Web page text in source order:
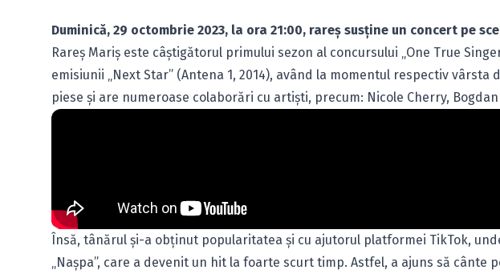
Duminică, 29 octombrie 2023, la ora 21:00, rareș susține un concert pe
Rareș Mariș este câștigătorul primului sezon al concursului „One True
emisiunii „Next Star” (Antena 1, 2014), având la momentul respectiv vârsta
piese și are numeroase colaborări cu artiști, precum: Nicole Cherry, Bogdan
Însă, tânărul și-a obținut popularitatea și cu ajutorul platformei TikTok,
„Nașpa”, care a devenit un hit la foarte scurt timp. Astfel, a ajuns să cânte